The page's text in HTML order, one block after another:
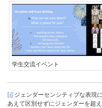
学生交流イベント
[i] ジェンダーセンシティブな表現
あえて区別せずにジェンダーを超